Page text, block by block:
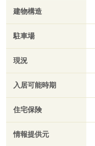
建物構造
駐車場
現況
入居可能時期
住宅保険
情報提供元